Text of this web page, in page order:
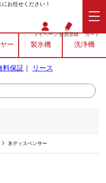
お任せください！
マイページ会員登録 カート
ー 製氷機 洗浄機
料保証 ｜ リース
氷ディスペンサー